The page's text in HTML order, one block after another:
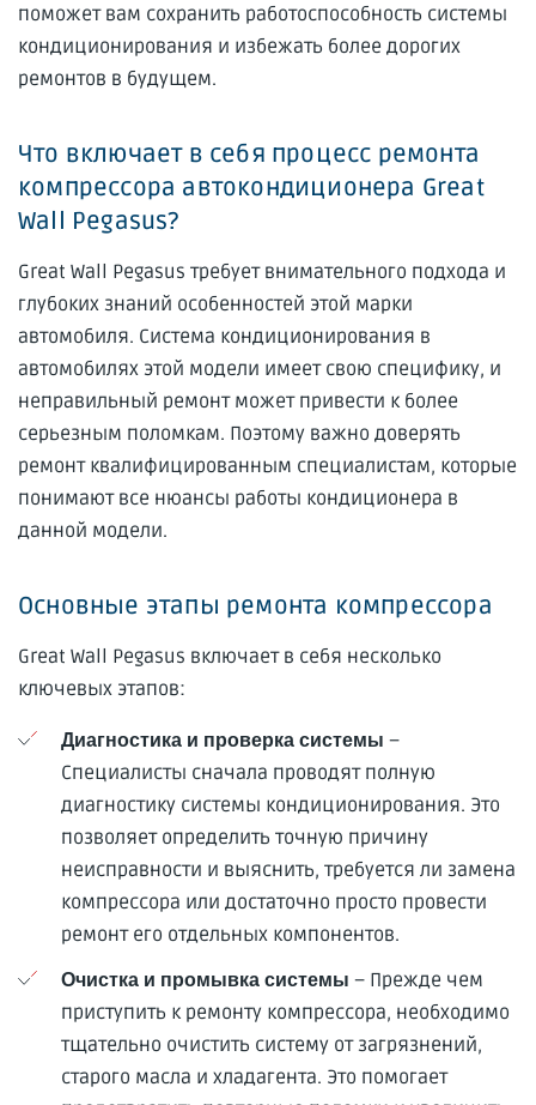
поможет вам сохранить работоспособность системы
кондиционирования и избежать более дорогих
ремонтов в будущем.
Что включает в себя процесс ремонта
компрессора автокондиционера Great
Wall Pegasus?
Great Wall Pegasus требует внимательного подхода и
глубоких знаний особенностей этой марки
автомобиля. Система кондиционирования в
автомобилях этой модели имеет свою специфику, и
неправильный ремонт может привести к более
серьезным поломкам. Поэтому важно доверять
ремонт квалифицированным специалистам, которые
понимают все нюансы работы кондиционера в
данной модели.
Основные этапы ремонта компрессора
Great Wall Pegasus включает в себя несколько
ключевых этапов:
Диагностика и проверка системы –
Специалисты сначала проводят полную
диагностику системы кондиционирования. Это
позволяет определить точную причину
неисправности и выяснить, требуется ли замена
компрессора или достаточно просто провести
ремонт его отдельных компонентов.
Очистка и промывка системы – Прежде чем
приступить к ремонту компрессора, необходимо
тщательно очистить систему от загрязнений,
старого масла и хладагента. Это помогает